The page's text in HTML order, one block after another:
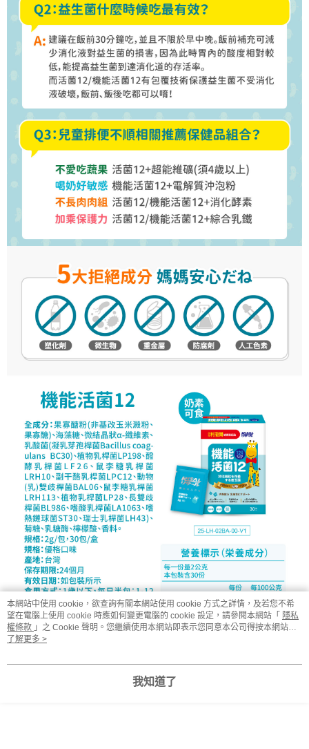
本網站中使用 cookie，欲查詢有關本網站使用 cookie 方式之詳情，及若您不希
望在電腦上使用 cookie 時應如何變更電腦的 cookie 設定，請參閱本網站「 隱私
權條款 」之 Cookie 聲明。您繼續使用本網站即表示您同意本公司得按本網站使
用條款之 Cookie 聲明使用 cookie。
了解更多 >
我知道了